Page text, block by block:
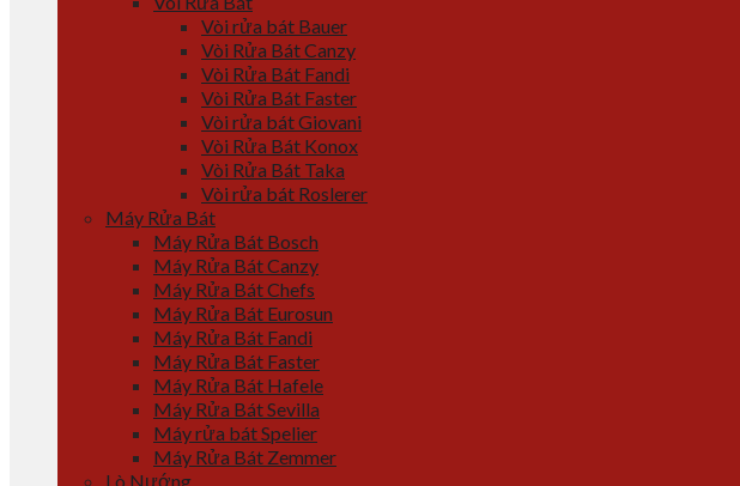
Vòi rửa bát Bauer
Vòi Rửa Bát Canzy
Vòi Rửa Bát Fandi
Vòi Rửa Bát Faster
Vòi rửa bát Giovani
Vòi Rửa Bát Konox
Vòi Rửa Bát Taka
Vòi rửa bát Roslerer
Máy Rửa Bát
Máy Rửa Bát Bosch
Máy Rửa Bát Canzy
Máy Rửa Bát Chefs
Máy Rửa Bát Eurosun
Máy Rửa Bát Fandi
Máy Rửa Bát Faster
Máy Rửa Bát Hafele
Máy Rửa Bát Sevilla
Máy rửa bát Spelier
Máy Rửa Bát Zemmer
Lò Nướng